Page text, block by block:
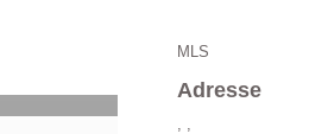
MLS
Adresse
, ,